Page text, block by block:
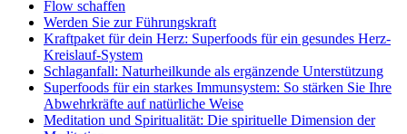
Flow schaffen
Werden Sie zur Führungskraft
Kraftpaket für dein Herz: Superfoods für ein gesundes Herz-
Kreislauf-System
Schlaganfall: Naturheilkunde als ergänzende Unterstützung
Superfoods für ein starkes Immunsystem: So stärken Sie Ihre
Abwehrkräfte auf natürliche Weise
Meditation und Spiritualität: Die spirituelle Dimension der